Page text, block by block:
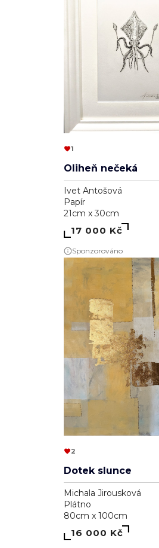
1
Oliheň nečeká
Ivet Antošová
Papír
21cm x 30cm
17 000 Kč
Sponzorováno
2
Dotek slunce
Michala Jirousková
Plátno
80cm x 100cm
16 000 Kč